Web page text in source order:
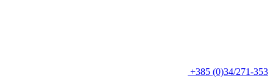
+385 (0)34/271-353